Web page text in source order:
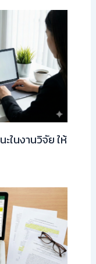
ในงานวิจัย ให้